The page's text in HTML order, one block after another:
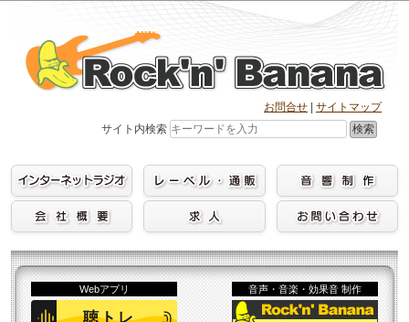
content
お問合せ
サイトマップ
サイト内検索
検索
Webアプリ 音声・音楽・効果音 制作